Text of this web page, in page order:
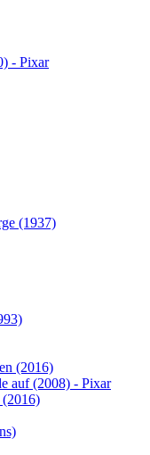
- Pixar
(1937)
(2016)
auf (2008) - Pixar
(2016)